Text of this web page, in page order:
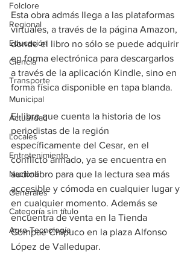
Folclore
Regional
Educación
Ciencia
Transporte
Municipal
Actualidad
Locales
Entretenimiento
Nacional
Generales
Categoría sin título
Agro-Tecnología
Esta obra admás llega a las plataformas
virtuales, a través de la página Amazon,
donde el libro no sólo se puede adquirir
en forma electrónica para descargarlos
a través de la aplicación Kindle, sino en
forma física disponible en tapa blanda.
El libro que cuenta la historia de los
periodistas de la región
específicamente del Cesar, en el
conflicto armado, ya se encuentra en
audiolibro para que la lectura sea más
accesible y cómoda en cualquier lugar y
en cualquier momento. Además se
encuentra de venta en la Tienda
Compae Chipuco en la plaza Alfonso
López de Valledupar.